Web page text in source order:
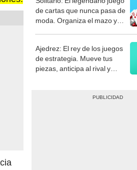
de cartas que nunca pasa de
moda. Organiza el mazo y
Ajedrez: El rey de los juegos
de estrategia. Mueve tus
piezas, anticipa al rival y